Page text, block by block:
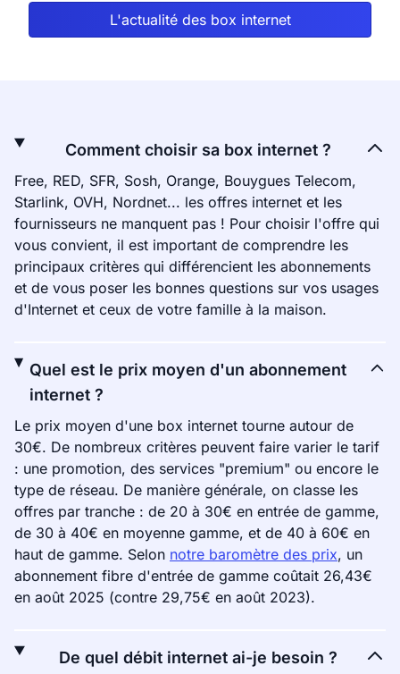
L'actualité des box internet
Comment choisir sa box internet ?
Free, RED, SFR, Sosh, Orange, Bouygues Telecom,
Starlink, OVH, Nordnet... les offres internet et les
fournisseurs ne manquent pas ! Pour choisir l'offre qui
vous convient, il est important de comprendre les
principaux critères qui différencient les abonnements
et de vous poser les bonnes questions sur vos usages
d'Internet et ceux de votre famille à la maison.
Quel est le prix moyen d'un abonnement
internet ?
Le prix moyen d'une box internet tourne autour de
30€. De nombreux critères peuvent faire varier le tarif
: une promotion, des services "premium" ou encore le
type de réseau. De manière générale, on classe les
offres par tranche : de 20 à 30€ en entrée de gamme,
de 30 à 40€ en moyenne gamme, et de 40 à 60€ en
haut de gamme. Selon notre baromètre des prix, un
abonnement fibre d'entrée de gamme coûtait 26,43€
en août 2025 (contre 29,75€ en août 2023).
De quel débit internet ai-je besoin ?